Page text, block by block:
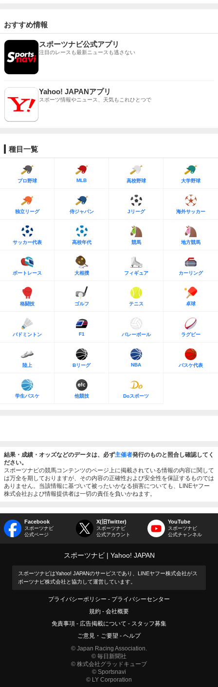
おすすめ情報
スポーツナビ公式アプリ
注目のレースも最新ニュースも逃さない
Yahoo! JAPANアプリ
スポーツ情報やニュース、天気もこれひとつで
種目一覧
プロ野球 MLB 高校野球 大学野球
独立リーグ 侍ジャパン Jリーグ 海外サッカー
サッカー代表 高校年代 競馬 地方競馬
ボートレース 大相撲 フィギュア カーリング
格闘技 ゴルフ テニス 卓球
バドミントン F1 バレーボール ラグビー
陸上 Bリーグ NBA バスケ代表
学生バスケ 他競技 Doスポーツ
結果・成績・オッズなどのデータは、必ず主催者発行のものと照合し確認してく
ださい。
スポーツナビの競馬コンテンツのページ上に掲載されている情報の内容に関して
は万全を期しておりますが、その内容の正確性および安全性を保証するものでは
ありません。当該情報に基づいて被ったいかなる損害についても、LINEヤフー
株式会社および情報提供者は一切の責任を負いかねます。
Facebook
スポーツナビ
公式ページ
X(旧Twitter)
スポーツナビ
公式アカウント
YouTube
スポーツナビ
公式チャンネル
スポーツナビ Yahoo! JAPAN
スポーツナビはYahoo! JAPANのサービスであり、LINEヤフー株式会社がス
ポーツナビ株式会社と協力して運営しています。
プライバシーポリシー
プライバシーセンター
規約
会社概要
免責事項
広告掲載について
スタッフ募集
ご意見・ご要望
ヘルプ
© Japan Racing Association.
© 毎日新聞社
© 株式会社グラッドキューブ
© Sportsnavi
© LY Corporation